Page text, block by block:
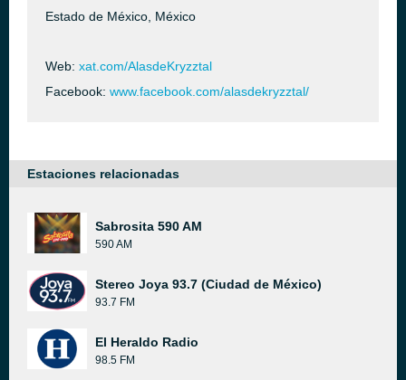
Estado de México, México
Web: xat.com/AlasdeKryzztal
Facebook: www.facebook.com/alasdekryzztal/
Estaciones relacionadas
Sabrosita 590 AM
590 AM
Stereo Joya 93.7 (Ciudad de México)
93.7 FM
El Heraldo Radio
98.5 FM